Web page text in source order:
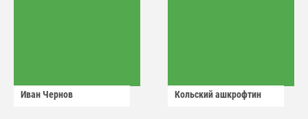
Иван Чернов Кольский ашкрофтин